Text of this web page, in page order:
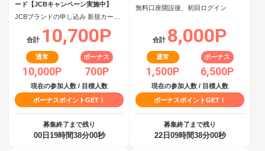
ード【JCBキャンペーン実施中】
合計 10,700P
通常
10,000P
ボーナス
700P
現在の参加人数 / 目標人数
ボーナスポイントGET！
募集終了まで残り
00日19時間37分59秒
無料口座開設後、初回ログイン
合計 8,000P
通常
1,500P
ボーナス
6,500P
現在の参加人数 / 目標人数
ボーナスポイントGET！
募集終了まで残り
22日09時間37分59秒